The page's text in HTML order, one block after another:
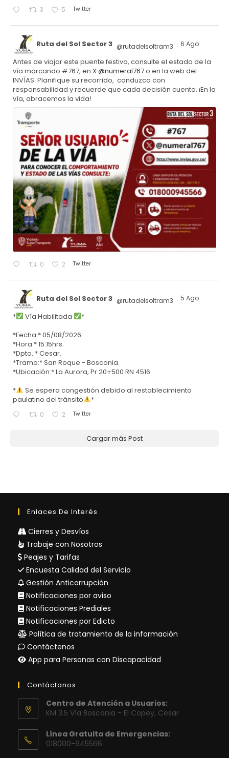
3 5 Twitter
Ruta del Sol Sector 3 @rutadelsoltram3 · 6 Ago
Antes de viajar este puente festivo, consulte el estado de la
vía marcando #767, en X@numeral767o en la web del
INVÍAS. Planifique su recorrido, conduzca con
responsabilidad y recuerde que cada decisión cuenta. ¡En la
vía, abracemos la vida!
0 2 Twitter
Ruta del Sol Sector 3 @rutadelsoltram3 · 5 Ago
* Vía Habilitada
*
*Fecha:* 05/08/2026.
*Hora:* 15:15hrs.
*Dpto.:* Cesar.
*Tramo:* San Roque - Bosconia.
*Ubicación:* La Aurora, Pr 20+500 RN 4516.
*
Se espera congestión debido al restablecimiento
paulatino del tránsito
*
0 2 Twitter
Cargar más Post
Enlaces De Interés
Cierres y Desvíos
Trabaje con Nosotros
Peajes y Tarifas
Encuesta Calidad del Servicio
Gestión Anticorrupción
Notificaciones por aviso
Notificaciones Prediales
Notificaciones por Edicto
Política de tratamiento de la información
Contáctenos
App para Personas con Discapacidad
Contáctanos
Centro de Atención a Usuarios:
KM 3.5 Vía Bosconia - El Copey, Cesar
Línea Gratuita de Emergencias:
018000-945566